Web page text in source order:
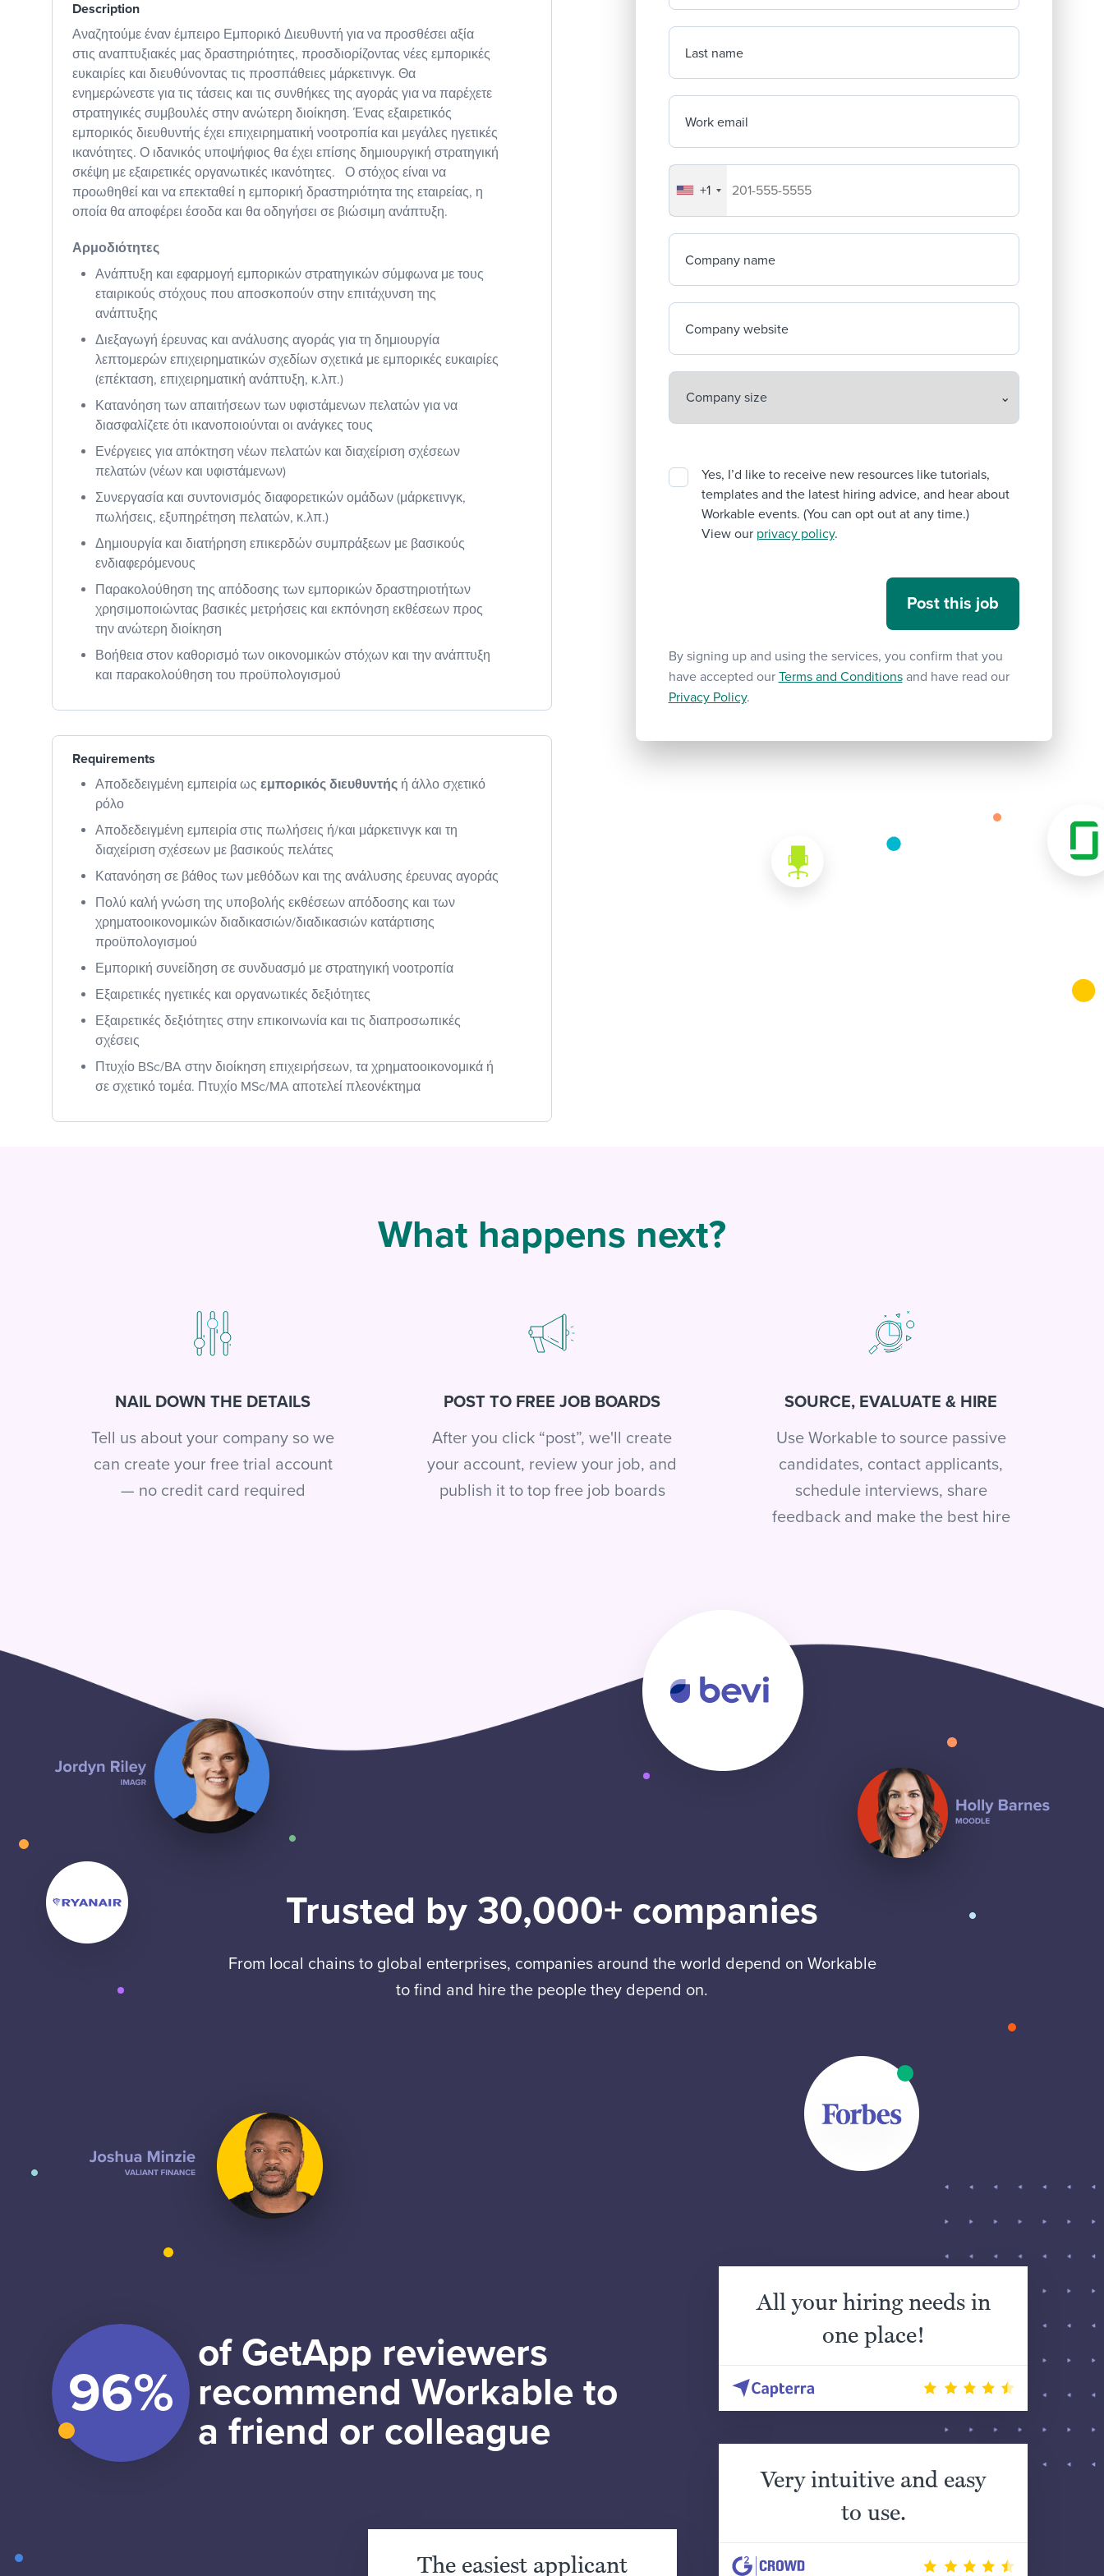
Description
Αναζητούμε έναν έμπειρο Εμπορικό Διευθυντή για να προσθέσει αξία
στις αναπτυξιακές μας δραστηριότητες, προσδιορίζοντας νέες εμπορικές
ευκαιρίες και διευθύνοντας τις προσπάθειες μάρκετινγκ. Θα
ενημερώνεστε για τις τάσεις και τις συνθήκες της αγοράς για να παρέχετε
στρατηγικές συμβουλές στην ανώτερη διοίκηση. Ένας εξαιρετικός
εμπορικός διευθυντής έχει επιχειρηματική νοοτροπία και μεγάλες ηγετικές
ικανότητες. Ο ιδανικός υποψήφιος θα έχει επίσης δημιουργική στρατηγική
σκέψη με εξαιρετικές οργανωτικές ικανότητες. Ο στόχος είναι να
προωθηθεί και να επεκταθεί η εμπορική δραστηριότητα της εταιρείας, η
οποία θα αποφέρει έσοδα και θα οδηγήσει σε βιώσιμη ανάπτυξη.
Αρμοδιότητες
Ανάπτυξη και εφαρμογή εμπορικών στρατηγικών σύμφωνα με τους
εταιρικούς στόχους που αποσκοπούν στην επιτάχυνση της
ανάπτυξης
Διεξαγωγή έρευνας και ανάλυσης αγοράς για τη δημιουργία
λεπτομερών επιχειρηματικών σχεδίων σχετικά με εμπορικές ευκαιρίες
(επέκταση, επιχειρηματική ανάπτυξη, κ.λπ.)
Κατανόηση των απαιτήσεων των υφιστάμενων πελατών για να
διασφαλίζετε ότι ικανοποιούνται οι ανάγκες τους
Ενέργειες για απόκτηση νέων πελατών και διαχείριση σχέσεων
πελατών (νέων και υφιστάμενων)
Συνεργασία και συντονισμός διαφορετικών ομάδων (μάρκετινγκ,
πωλήσεις, εξυπηρέτηση πελατών, κ.λπ.)
Δημιουργία και διατήρηση επικερδών συμπράξεων με βασικούς
ενδιαφερόμενους
Παρακολούθηση της απόδοσης των εμπορικών δραστηριοτήτων
χρησιμοποιώντας βασικές μετρήσεις και εκπόνηση εκθέσεων προς
την ανώτερη διοίκηση
Βοήθεια στον καθορισμό των οικονομικών στόχων και την ανάπτυξη
και παρακολούθηση του προϋπολογισμού
Requirements
Αποδεδειγμένη εμπειρία ως εμπορικός διευθυντής ή άλλο σχετικό
ρόλο
Αποδεδειγμένη εμπειρία στις πωλήσεις ή/και μάρκετινγκ και τη
διαχείριση σχέσεων με βασικούς πελάτες
Κατανόηση σε βάθος των μεθόδων και της ανάλυσης έρευνας αγοράς
Πολύ καλή γνώση της υποβολής εκθέσεων απόδοσης και των
χρηματοοικονομικών διαδικασιών/διαδικασιών κατάρτισης
προϋπολογισμού
Εμπορική συνείδηση σε συνδυασμό με στρατηγική νοοτροπία
Εξαιρετικές ηγετικές και οργανωτικές δεξιότητες
Εξαιρετικές δεξιότητες στην επικοινωνία και τις διαπροσωπικές
σχέσεις
Πτυχίο BSc/BA στην διοίκηση επιχειρήσεων, τα χρηματοοικονομικά ή
σε σχετικό τομέα. Πτυχίο MSc/MA αποτελεί πλεονέκτημα
Last name
Work email
Your company's phone number
+1
Company name
Company website
Yes, I’d like to receive new resources like tutorials,
templates and the latest hiring advice, and hear about
Workable events. (You can opt out at any time.)
View our privacy policy.
By signing up and using the services, you confirm that you
have accepted our Terms and Conditionsand have read our
Privacy Policy.
What happens next?
NAIL DOWN THE DETAILS
Tell us about your company so we
can create your free trial account
— no credit card required
POST TO FREE JOB BOARDS
After you click “post”, we'll create
your account, review your job, and
publish it to top free job boards
SOURCE, EVALUATE & HIRE
Use Workable to source passive
candidates, contact applicants,
schedule interviews, share
feedback and make the best hire
Trusted by 30,000+ companies
From local chains to global enterprises, companies around the world depend on Workable
to find and hire the people they depend on.
of GetApp reviewers
recommend Workable to
a friend or colleague
The easiest applicant
All your hiring needs in
one place!
Very intuitive and easy
to use.